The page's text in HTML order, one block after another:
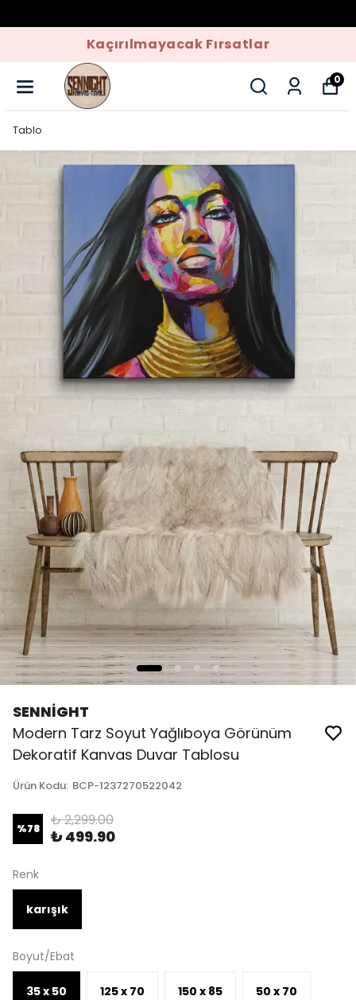
Kaçırılmayacak Fırsatlar
0
Tablo
SENNİGHT
Modern Tarz Soyut Yağlıboya Görünüm
Dekoratif Kanvas Duvar Tablosu
Ürün Kodu: BCP-1237270522042
%78 ₺ 2,299.00
₺ 499.90
Renk
karışık
Boyut/Ebat
35 x 50 125 x 70 150 x 85 50 x 70